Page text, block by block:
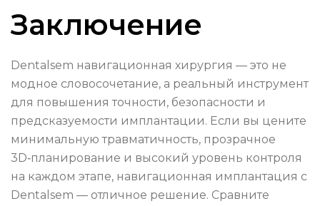
Заключение
Dentalsem навигационная хирургия — это не
модное словосочетание, а реальный инструмент
для повышения точности, безопасности и
предсказуемости имплантации. Если вы цените
минимальную травматичность, прозрачное
3D‑планирование и высокий уровень контроля
на каждом этапе, навигационная имплантация с
Dentalsem — отличное решение. Сравните